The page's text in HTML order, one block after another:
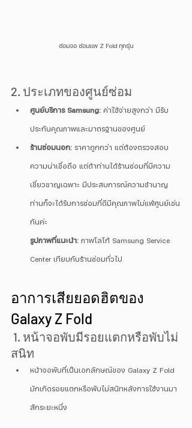
ซ่อมจอ ซ่อมแพ Z Fold ทุกรุ่น
2. ประเภทของศูนย์ซ่อม
ศูนย์บริการ Samsung: ค่าใช้จ่ายสูงกว่า มีรับ
ประกันคุณภาพและมาตรฐานของศูนย์
ร้านซ่อมนอก: ราคาถูกกว่า แต่ต้องตรวจสอบ
ความน่าเชื่อถือ แต่ถ้าท่านได้ร้านซ่อมที่มีความ
เชี่ยวชาญเฉพาะ มีประสบการณ์ความชำนาญ
ท่านก็จะได้รับการซ่อมที่ดีมีคุณภาพไม่แพ้ศูนย์เช่น
กันค่ะ
รูปภาพที่แนะนำ: ภาพโลโก้ Samsung Service
Center เทียบกับร้านซ่อมทั่วไป
อาการเสียยอดฮิตของ
Galaxy Z Fold
1. หน้าจอพับมีรอยแตกหรือพับไม่
สนิท
หน้าจอพับที่เป็นเอกลักษณ์ของ Galaxy Z Fold
มักเกิดรอยแตกหรือพับไม่สนิทหลังการใช้งานมา
สักระยะหนึ่ง